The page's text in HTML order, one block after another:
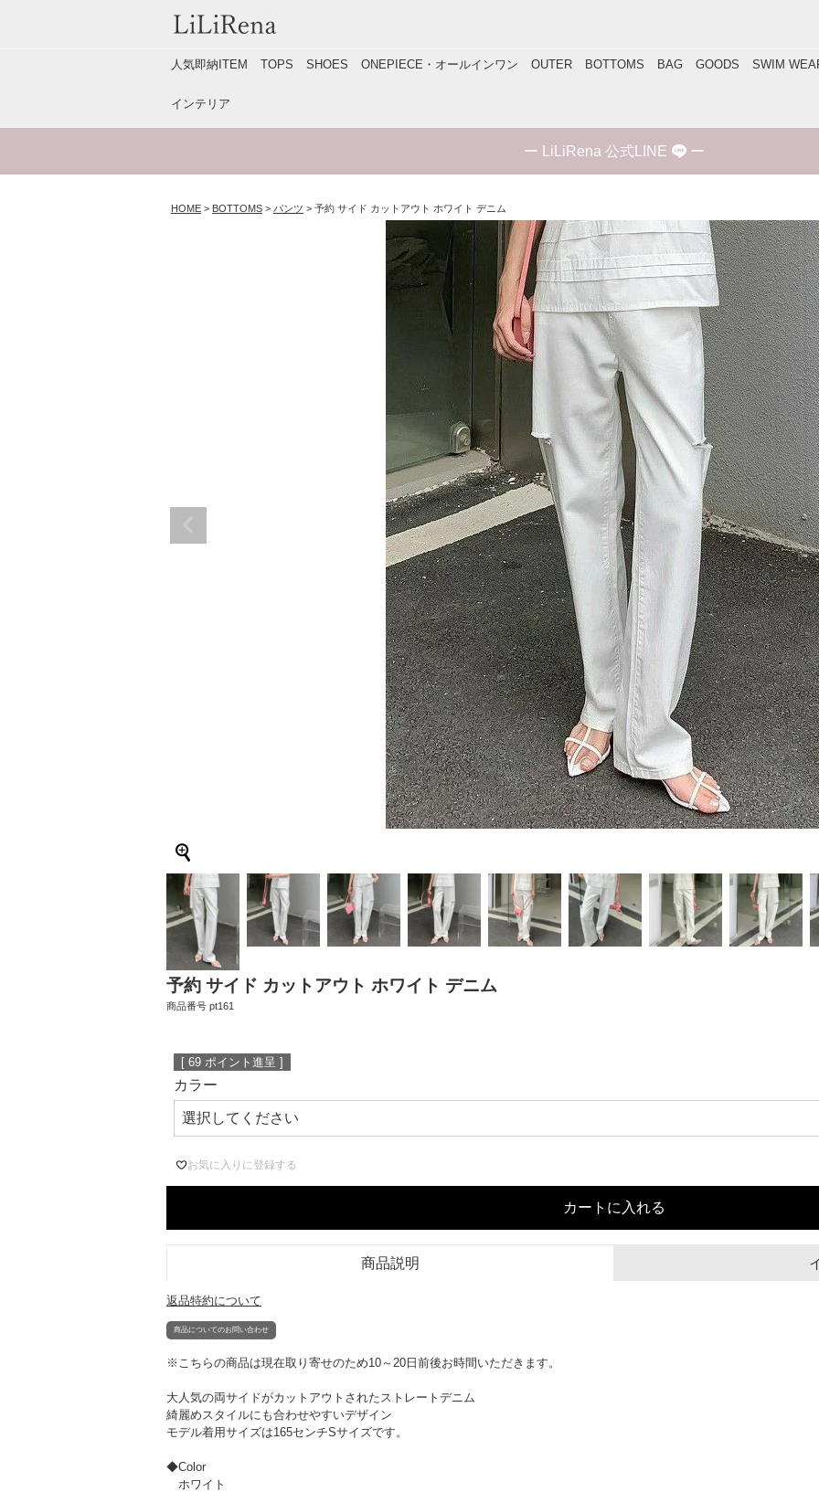
人気即納ITEM TOPS SHOES ONEPIECE・オールインワン OUTER BOTTOMS BAG GOODS SWIM
インテリア
ー LiLiRena 公式LINE ー
HOME BOTTOMS パンツ 予約 サイド カットアウト ホワイト デニム
予約 サイド カットアウト ホワイト デニム
商品番号 pt161
[ 69 ポイント進呈 ]
カラー
お気に入りに登録する
カートに入れる
商品説明
返品特約について
商品についてのお問い合わせ
※こちらの商品は現在取り寄せのため10～20日前後お時間いただきます。
大人気の両サイドがカットアウトされたストレートデニム
綺麗めスタイルにも合わせやすいデザイン
モデル着用サイズは165センチSサイズです。
◆Color
ホワイト